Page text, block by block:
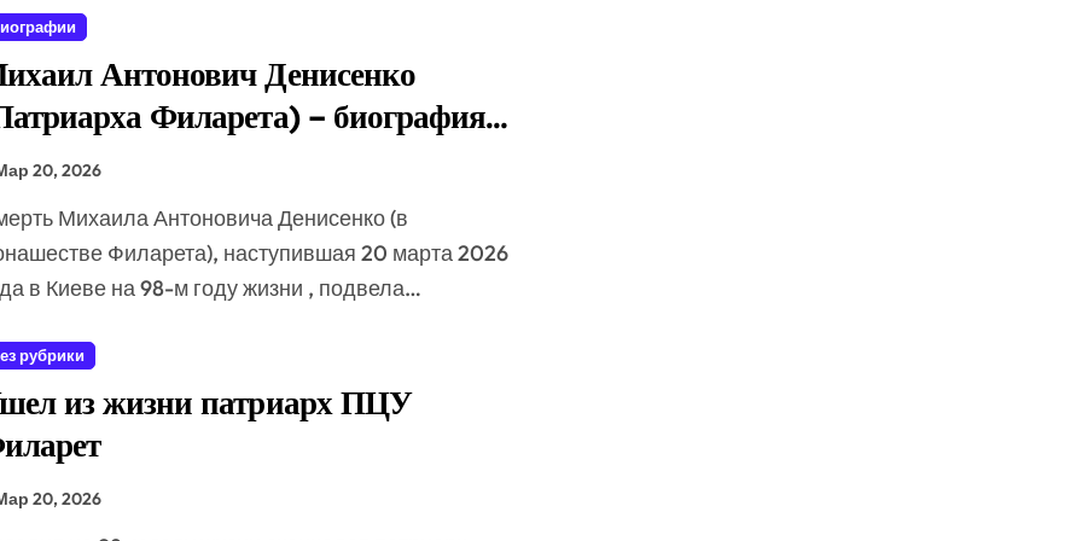
ограничениях для скрывающихся за рубежом преступников и иноагентов
курортов в рамках проекта «Пять морей и озеро Байкал»
новый современный аэропорт для роста турпотока
бизнес регистрировать M2M SIM-карты через «Госуслуги»
Антонович Денисенко
Филарета) – биография,
жизненного пути и
служения
20, 2026
Филарета), наступившая 20 марта 2026
в Киеве на 98-м году жизни , подвела…
рубрики
из жизни патриарх ПЦУ
20, 2026